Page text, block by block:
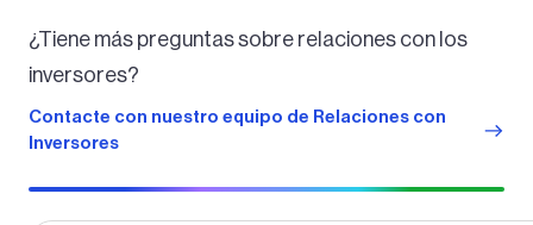
¿Tiene más preguntas sobre relaciones con los
inversores?
Contacte con nuestro equipo de Relaciones con
Inversores